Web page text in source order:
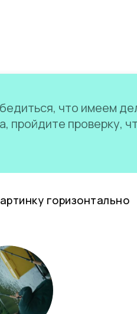
что имеем
пройдите проверку,
горизонтально